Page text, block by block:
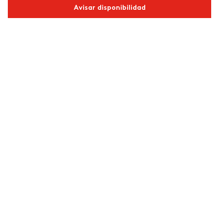
Avisar disponibilidad
Cargando comentarios…